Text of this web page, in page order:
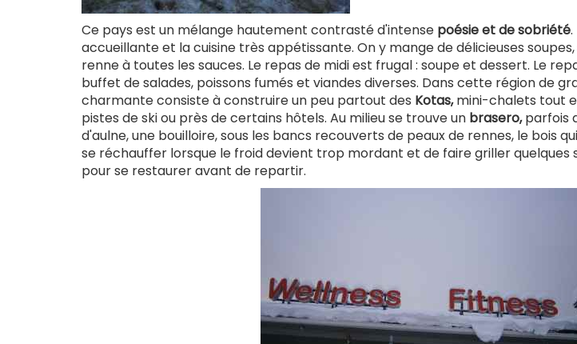
Ce pays est un mélange hautement contrasté d'intense poésie et de sobriété
accueillante et la cuisine très appétissante. On y mange de délicieuses
renne à toutes les sauces. Le repas de midi est frugal : soupe et dessert. Le
buffet de salades, poissons fumés et viandes diverses. Dans cette région de
charmante consiste à construire un peu partout des Kotas,mini-chalets tout
pistes de ski ou près de certains hôtels. Au milieu se trouve un brasero,parfois
d'aulne, une bouilloire, sous les bancs recouverts de peaux de rennes, le bois
se réchauffer lorsque le froid devient trop mordant et de faire griller quelques
pour se restaurer avant de repartir.